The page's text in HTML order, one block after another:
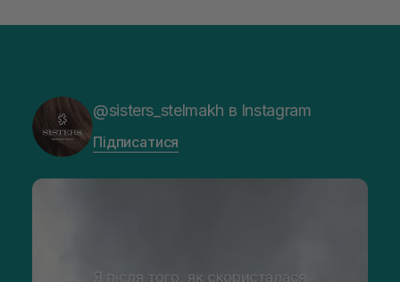
@sisters_stelmakh в Instagram
Підписатися